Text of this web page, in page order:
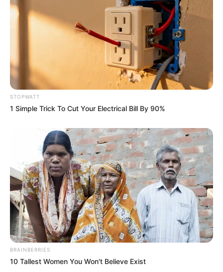
Neuropathy Has Linked To A Common Habit. Do You
Do It?
NERVE FLOW
I Put $20 Into SweepShark To See If It's Legit - Here's
What Happened
SWEEPSHARK
STOPWATT
1 Simple Trick To Cut Your Electrical Bill By 90%
BRAINBERRIES
10 Tallest Women You Won't Believe Exist